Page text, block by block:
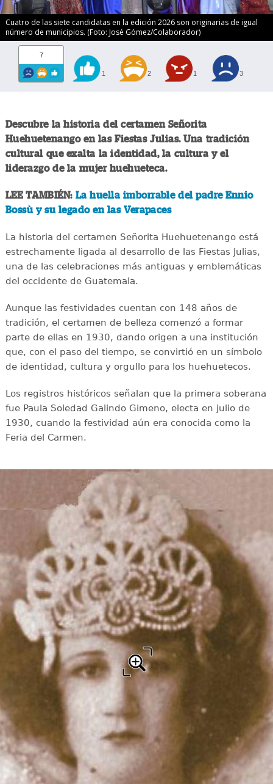
Cuatro de las siete candidatas en la edición 2026 son originarias de igual
número de municipios. (Foto: José Gómez/Colaborador)
7
1 2 1 3
Descubre la historia del certamen Señorita
Huehuetenango en las Fiestas Julias. Una tradición
cultural que exalta la identidad, la cultura y el
liderazgo de la mujer huehueteca.
LEE TAMBIÉN: La huella imborrable del padre Ennio
Bossù y su legado en las Verapaces
La historia del certamen Señorita Huehuetenango está
estrechamente ligada al desarrollo de las Fiestas Julias,
una de las celebraciones más antiguas y emblemáticas
del occidente de Guatemala.
Aunque las festividades cuentan con 148 años de
tradición, el certamen de belleza comenzó a formar
parte de ellas en 1930, dando origen a una institución
que, con el paso del tiempo, se convirtió en un símbolo
de identidad, cultura y orgullo para los huehuetecos.
Los registros históricos señalan que la primera soberana
fue Paula Soledad Galindo Gimeno, electa en julio de
1930, cuando la festividad aún era conocida como la
Feria del Carmen.